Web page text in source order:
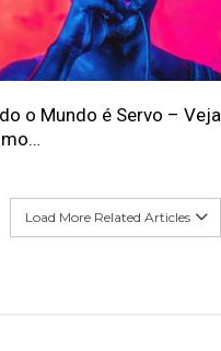
o Mundo é Servo – Veja
Load More Related Articles